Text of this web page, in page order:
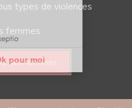
types de violences
femmes
des femmes